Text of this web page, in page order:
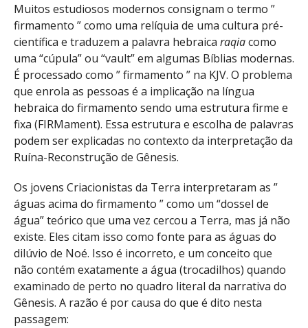
Muitos estudiosos modernos consignam o termo ”
firmamento ” como uma relíquia de uma cultura pré-
científica e traduzem a palavra hebraica raqiacomo
uma “cúpula” ou “vault” em algumas Bíblias modernas.
É processado como ” firmamento ” na KJV. O problema
que enrola as pessoas é a implicação na língua
hebraica do firmamento sendo uma estrutura firme e
fixa (FIRMament). Essa estrutura e escolha de palavras
podem ser explicadas no contexto da interpretação da
Ruína-Reconstrução de Gênesis.
Os jovens Criacionistas da Terra interpretaram as ”
águas acima do firmamento ” como um “dossel de
água” teórico que uma vez cercou a Terra, mas já não
existe. Eles citam isso como fonte para as águas do
dilúvio de Noé. Isso é incorreto, e um conceito que
não contém exatamente a água (trocadilhos) quando
examinado de perto no quadro literal da narrativa do
Gênesis. A razão é por causa do que é dito nesta
passagem: